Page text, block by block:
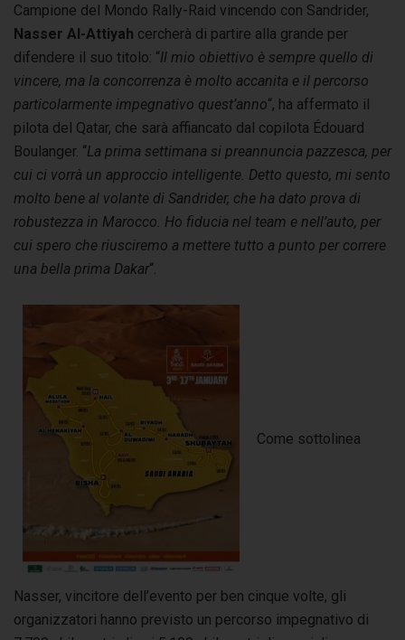
Campione del Mondo Rally-Raid vincendo con Sandrider,
Nasser Al-Attiyah cercherà di partire alla grande per
difendere il suo titolo: “Il mio obiettivo è sempre quello di
vincere, ma la concorrenza è molto accanita e il percorso
particolarmente impegnativo quest’anno“, ha affermato il
pilota del Qatar, che sarà affiancato dal copilota Édouard
Boulanger. “La prima settimana si preannuncia pazzesca, per
cui ci vorrà un approccio intelligente. Detto questo, mi sento
molto bene al volante di Sandrider, che ha dato prova di
robustezza in Marocco. Ho fiducia nel team e nell’auto, per
cui spero che riusciremo a mettere tutto a punto per correre
una bella prima Dakar“.
Come sottolinea
Nasser, vincitore dell’evento per ben cinque volte, gli
organizzatori hanno previsto un percorso impegnativo di